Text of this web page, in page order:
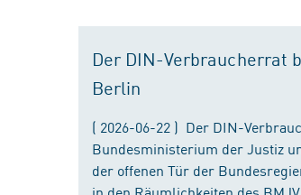
Der DIN-Verbraucherrat
Berlin
( 2026-06-22 ) Der DIN-
Bundesministerium der Justiz
der offenen Tür der